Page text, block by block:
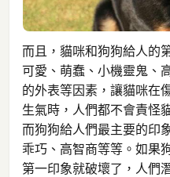
而且，貓咪和狗狗給人的
可愛、萌蠢、小機靈鬼、
的外表等因素，讓貓咪在
生氣時，人們都不會責怪
而狗狗給人們最主要的印
乖巧、高智商等等。如果
第一印象就破壞了，人們